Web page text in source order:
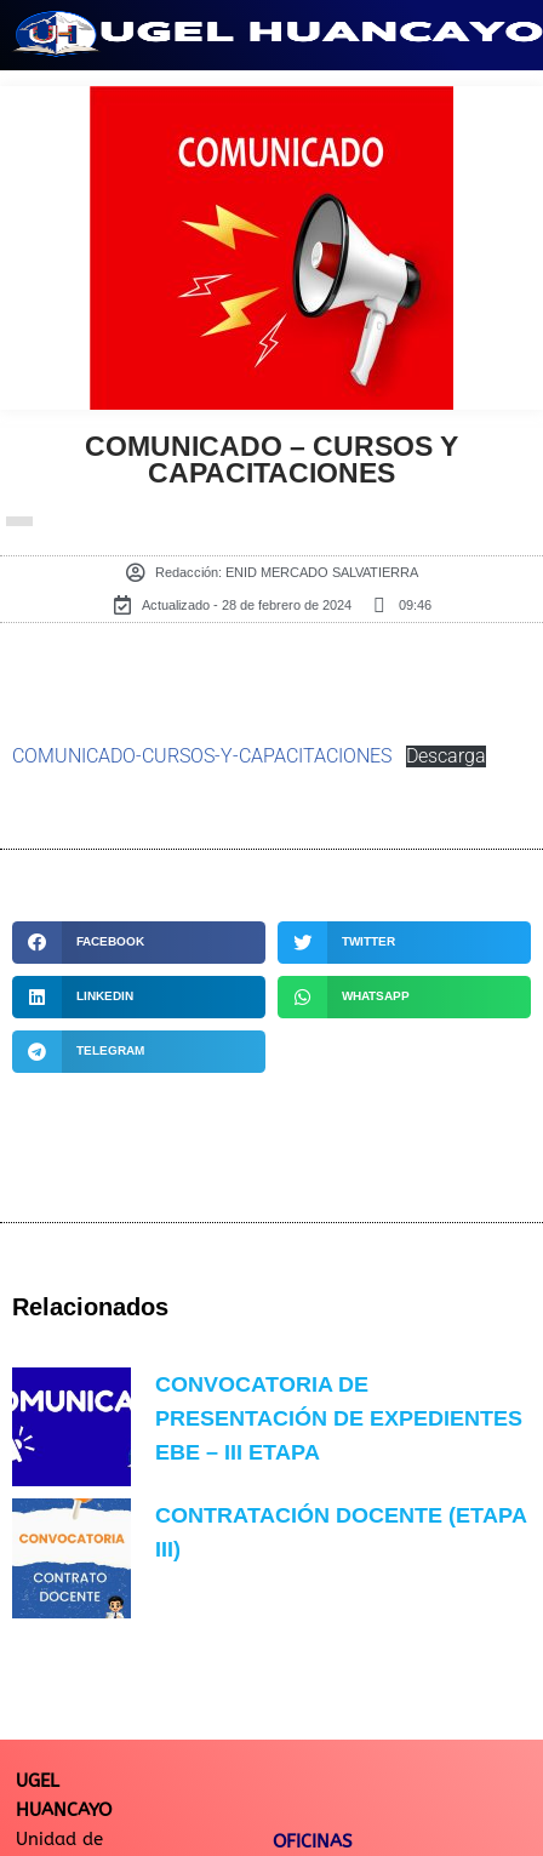
COMUNICADO – CURSOS Y
CAPACITACIONES
Redacción: ENID MERCADO SALVATIERRA
Actualizado - 28 de febrero de 2024 09:46
COMUNICADO-CURSOS-Y-CAPACITACIONES Descarga
FACEBOOK TWITTER
LINKEDIN WHATSAPP
TELEGRAM
Relacionados
CONVOCATORIA DE
PRESENTACIÓN DE EXPEDIENTES
EBE – III ETAPA
CONTRATACIÓN DOCENTE (ETAPA
III)
UGEL
HUANCAYO
Unidad de
OFICINAS